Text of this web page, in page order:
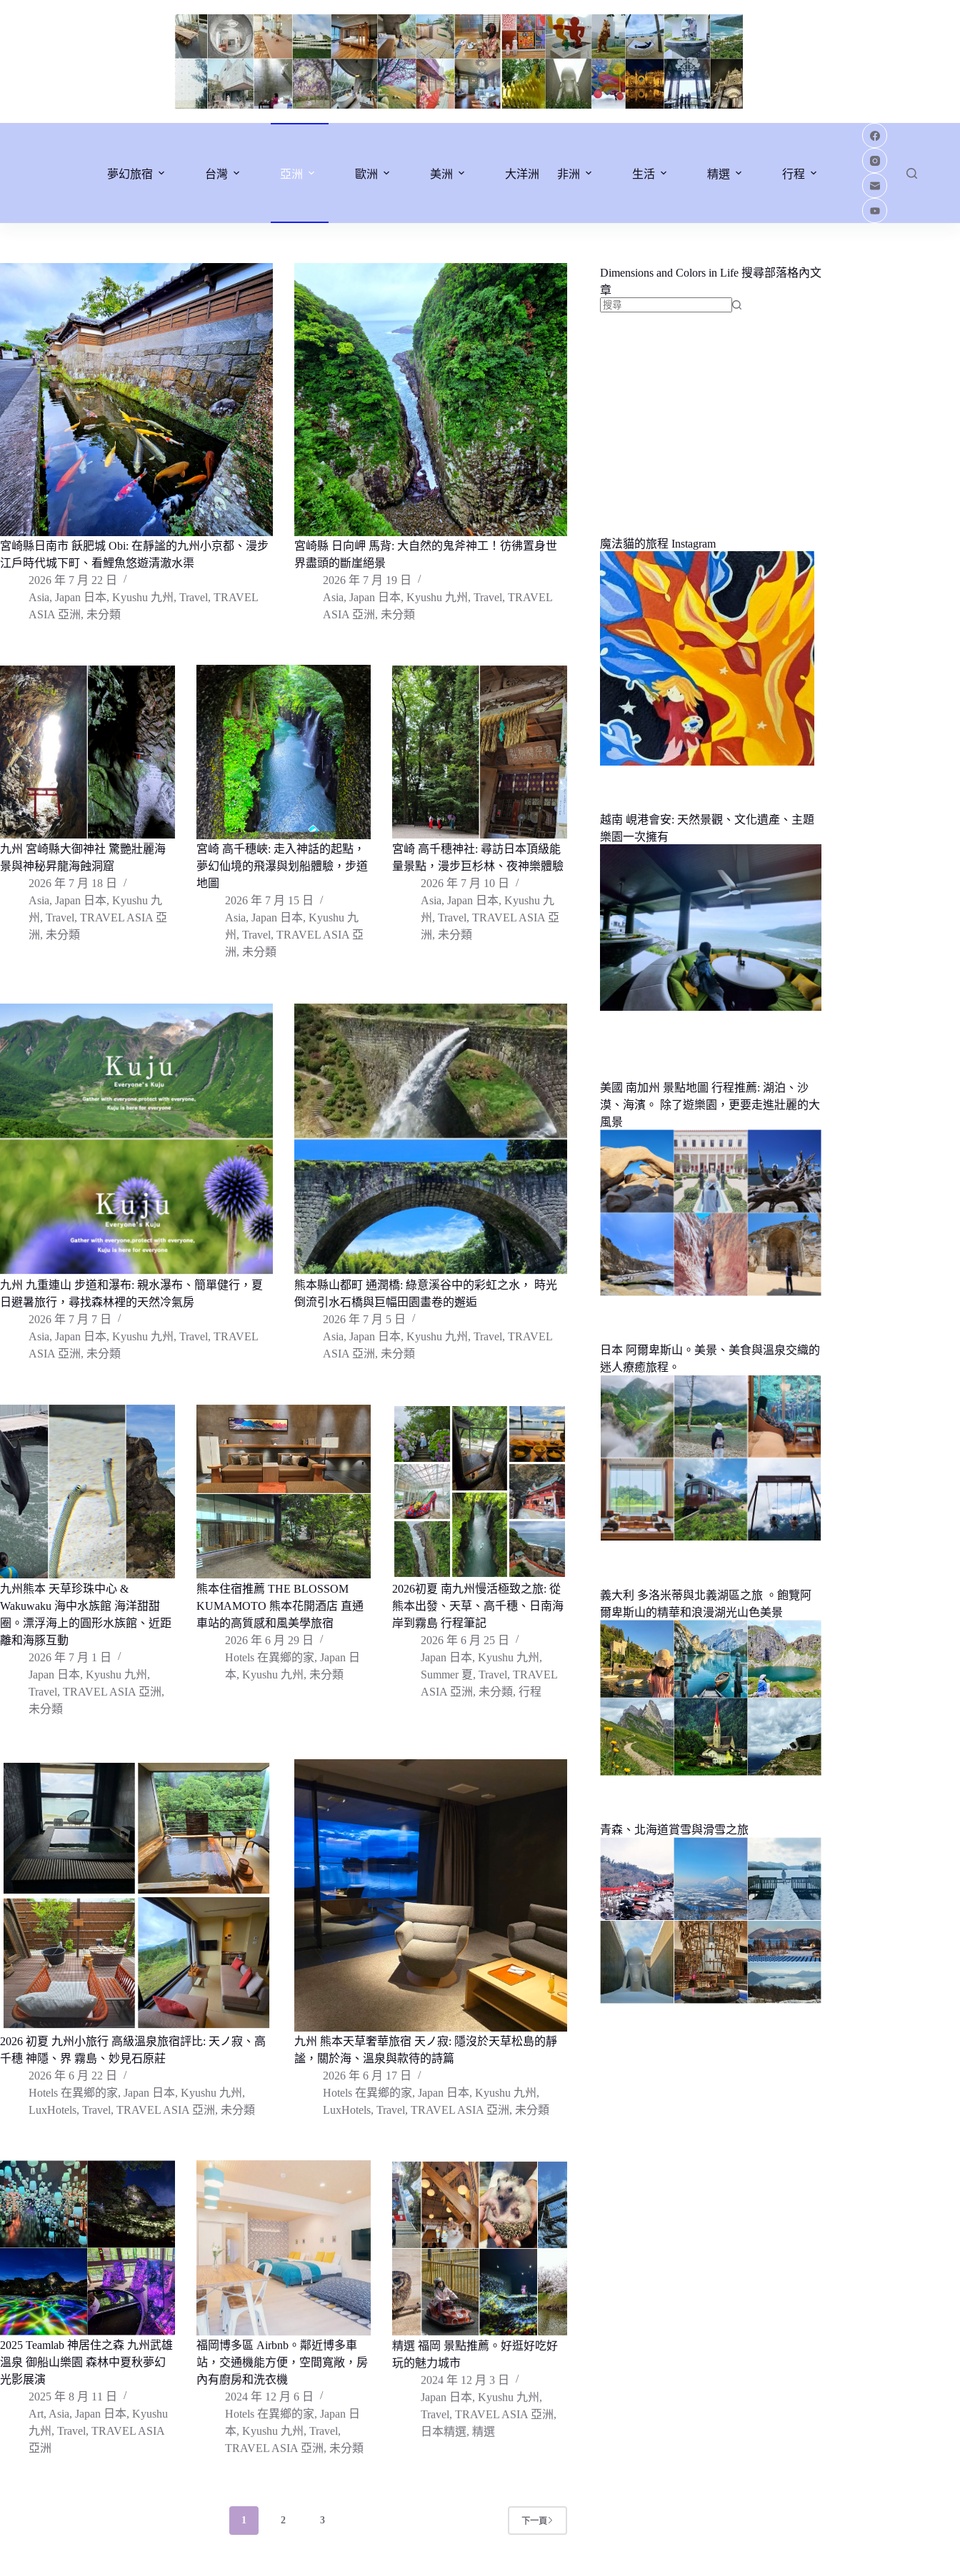
夢幻旅宿 台灣 亞洲 歐洲 美洲 大洋洲 非洲 生活 精選 行程
宮崎縣日南市 飫肥城 Obi: 在靜謐的九州小京都、漫步
江戶時代城下町、看鯉魚悠遊清澈水渠
2026 年 7 月 22 日
Asia, Japan 日本, Kyushu 九州 , Travel, TRAVEL
ASIA 亞洲, 未分類
宮崎縣 日向岬 馬背: 大自然的鬼斧神工！彷彿置身世
界盡頭的斷崖絕景
2026 年 7 月 19 日
Asia, Japan 日本, Kyushu 九州 , Travel, TRAVEL
ASIA 亞洲, 未分類
九州 宮崎縣大御神社 驚艷壯麗海
景與神秘昇龍海蝕洞窟
2026 年 7 月 18 日
Asia, Japan 日本, Kyushu 九
州 , Travel, TRAVEL ASIA 亞
洲, 未分類
宮崎 高千穗峽: 走入神話的起點，
夢幻仙境的飛瀑與划船體驗，步道
地圖
2026 年 7 月 15 日
Asia, Japan 日本, Kyushu 九
州 , Travel, TRAVEL ASIA 亞
洲, 未分類
宮崎 高千穗神社: 尋訪日本頂級能
量景點，漫步巨杉林、夜神樂體驗
2026 年 7 月 10 日
Asia, Japan 日本, Kyushu 九
州 , Travel, TRAVEL ASIA 亞
洲, 未分類
九州 九重連山 步道和瀑布: 親水瀑布、簡單健行，夏
日避暑旅行，尋找森林裡的天然冷氣房
2026 年 7 月 7 日
Asia, Japan 日本, Kyushu 九州 , Travel, TRAVEL
ASIA 亞洲, 未分類
熊本縣山都町 通潤橋: 綠意溪谷中的彩虹之水， 時光
倒流引水石橋與巨幅田園畫卷的邂逅
2026 年 7 月 5 日
Asia, Japan 日本, Kyushu 九州 , Travel, TRAVEL
ASIA 亞洲, 未分類
九州熊本 天草珍珠中心 &
Wakuwaku 海中水族館 海洋甜甜
圈。漂浮海上的圓形水族館、近距
離和海豚互動
2026 年 7 月 1 日
Japan 日本, Kyushu 九州 ,
Travel, TRAVEL ASIA 亞洲,
未分類
熊本住宿推薦 THE BLOSSOM
KUMAMOTO 熊本花開酒店 直通
車站的高質感和風美學旅宿
2026 年 6 月 29 日
Hotels 在異鄉的家, Japan 日
本, Kyushu 九州 , 未分類
2026初夏 南九州慢活極致之旅: 從
熊本出發、天草、高千穗、日南海
岸到霧島 行程筆記
2026 年 6 月 25 日
Japan 日本, Kyushu 九州 ,
Summer 夏, Travel, TRAVEL
ASIA 亞洲, 未分類, 行程
2026 初夏 九州小旅行 高級溫泉旅宿評比: 天ノ寂、高
千穗 神隱、界 霧島、妙見石原莊
2026 年 6 月 22 日
Hotels 在異鄉的家, Japan 日本, Kyushu 九州 ,
LuxHotels, Travel, TRAVEL ASIA 亞洲, 未分類
九州 熊本天草奢華旅宿 天ノ寂: 隱沒於天草松島的靜
謐，關於海、溫泉與款待的詩篇
2026 年 6 月 17 日
Hotels 在異鄉的家, Japan 日本, Kyushu 九州 ,
LuxHotels, Travel, TRAVEL ASIA 亞洲, 未分類
2025 Teamlab 神居住之森 九州武雄
溫泉 御船山樂園 森林中夏秋夢幻
光影展演
2025 年 8 月 11 日
Art, Asia, Japan 日本, Kyushu
九州 , Travel, TRAVEL ASIA
亞洲
福岡博多區 Airbnb。鄰近博多車
站，交通機能方便，空間寬敞，房
內有廚房和洗衣機
2024 年 12 月 6 日
Hotels 在異鄉的家, Japan 日
本, Kyushu 九州 , Travel,
TRAVEL ASIA 亞洲, 未分類
精選 福岡 景點推薦。好逛好吃好
玩的魅力城市
2024 年 12 月 3 日
Japan 日本 Kyushu 九州
Travel TRAVEL ASIA 亞洲
日本精選 精選
1 2 3 下一頁
Dimensions and Colors in Life 搜尋部落格內文
章
魔法貓的旅程 Instagram
越南 峴港會安: 天然景觀、文化遺產、主題
樂園一次擁有
美國 南加州 景點地圖 行程推薦: 湖泊、沙
漠、海濱。 除了遊樂園，更要走進壯麗的大
風景
日本 阿爾卑斯山。美景、美食與溫泉交織的
迷人療癒旅程。
義大利 多洛米蒂與北義湖區之旅 。飽覽阿
爾卑斯山的精華和浪漫湖光山色美景
青森、北海道賞雪與滑雪之旅